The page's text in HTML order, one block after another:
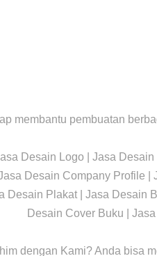
membantu pembuatan
Desain Logo | Jasa
Desain Company Profile
Desain Plakat | Jasa Desain
Desain Cover Buku |
dengan Kami? Anda bisa